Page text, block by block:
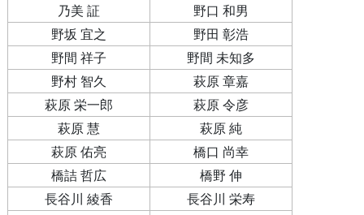
乃美 証
野口 和男
野坂 宜之
野田 彰浩
野間 祥子
野間 未知多
野村 智久
萩原 章嘉
萩原 栄一郎
萩原 令彦
萩原 慧
萩原 純
萩原 佑亮
橋口 尚幸
橋詰 哲広
橋野 伸
長谷川 綾香
長谷川 栄寿